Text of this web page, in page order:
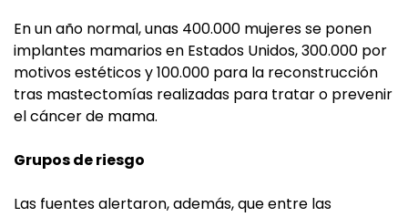
En un año normal, unas 400.000 mujeres se ponen
implantes mamarios en Estados Unidos, 300.000 por
motivos estéticos y 100.000 para la reconstrucción
tras mastectomías realizadas para tratar o prevenir
el cáncer de mama.
Grupos de riesgo
Las fuentes alertaron, además, que entre las